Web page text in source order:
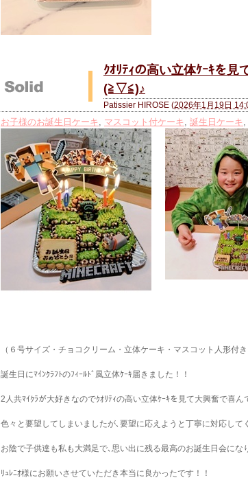
ｸｵﾘﾃｨの高い立体ｹｰｷを見
(≧▽≦)♪
Patissier HIROSE (2026年1月19日
お子様のお誕生日ケーキ, マスコット付ケーキ, 誕生日ケーキ,
（６号サイズ・チョコクリーム・立体ケーキ・マスコット人形付き
誕生日にﾏｲﾝｸﾗﾌﾄのﾌｨｰﾙﾄﾞ風立体ｹｰｷ届きました！ ！
2人共ﾏｲｸﾗが大好きなのでｸｵﾘﾃｨの高い立体ｹｰｷを見て大興奮で喜
色々と要望してしまいましたが､ 要望に応えようと丁寧に対応して
お陰で子供達も私も大満足で､ 思い出に残る最高のお誕生日会にな
ﾘｭﾚﾆｵ様にお願いさせていただき本当に良かったです！！